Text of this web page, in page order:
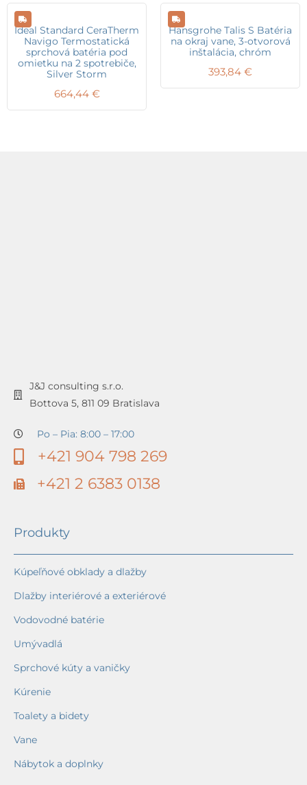
Ideal Standard CeraTherm
Navigo Termostatická
sprchová batéria pod
omietku na 2 spotrebiče,
Silver Storm
664,44 €
Hansgrohe Talis S Batéria
na okraj vane, 3-otvorová
inštalácia, chróm
393,84 €
J&J consulting s.r.o.
Bottova 5, 811 09 Bratislava
Po – Pia: 8:00 – 17:00
+421 904 798 269
+421 2 6383 0138
Produkty
Kúpeľňové obklady a dlažby
Dlažby interiérové a exteriérové
Vodovodné batérie
Umývadlá
Sprchové kúty a vaničky
Kúrenie
Toalety a bidety
Vane
Nábytok a doplnky